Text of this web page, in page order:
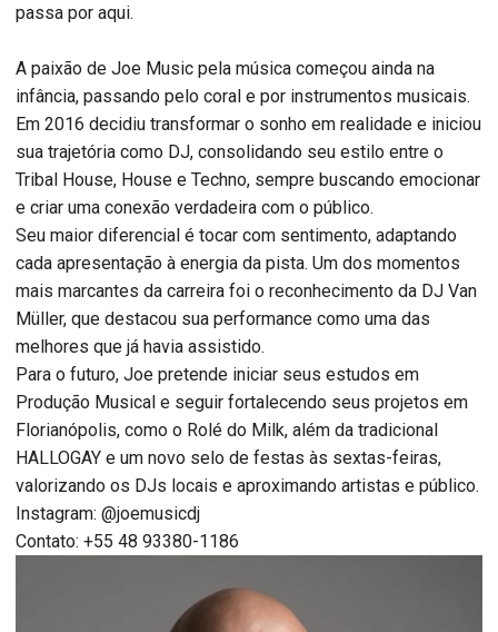
passa por aqui.
A paixão de Joe Music pela música começou ainda na
infância, passando pelo coral e por instrumentos musicais.
Em 2016 decidiu transformar o sonho em realidade e iniciou
sua trajetória como DJ, consolidando seu estilo entre o
Tribal House, House e Techno, sempre buscando emocionar
e criar uma conexão verdadeira com o público.
Seu maior diferencial é tocar com sentimento, adaptando
cada apresentação à energia da pista. Um dos momentos
mais marcantes da carreira foi o reconhecimento da DJ Van
Müller, que destacou sua performance como uma das
melhores que já havia assistido.
Para o futuro, Joe pretende iniciar seus estudos em
Produção Musical e seguir fortalecendo seus projetos em
Florianópolis, como o Rolé do Milk, além da tradicional
HALLOGAY e um novo selo de festas às sextas-feiras,
valorizando os DJs locais e aproximando artistas e público.
Instagram: @joemusicdj
Contato: +55 48 93380-1186